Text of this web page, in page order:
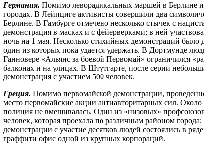
Германия. Помимо леворадикальных маршей в Берлине
городах. В Лейпциге активисты совершили два
Берлине. В Гамбурге отмечено несколько стычек с
демонстрация в масках и с фейерверками; в ней
ночь на 1 мая. Несколько стихийных демонстраций было
один из которых пока удается удержать. В Дортмунде
Ганновере «Альянс за боевой Первомай» ограничился
балконах и на улицах. В Штутгарте, после серии
демонстрация с участием 500 человек.
Греция. Помимо первомайской демонстрации,
место первомайские акции антиавторитарных сил.
полиция не вмешивалась. Один из «низовых»
человек, которая проехала по различным районом
демонстрации с участие десятков людей состоялись в
граффити офис одной из крупных корпораций.